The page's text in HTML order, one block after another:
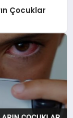
Çocuklar